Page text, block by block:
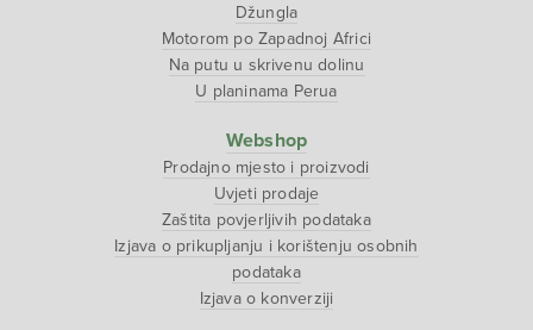
Džungla
Motorom po Zapadnoj Africi
Na putu u skrivenu dolinu
U planinama Perua
Webshop
Prodajno mjesto i proizvodi
Uvjeti prodaje
Zaštita povjerljivih podataka
Izjava o prikupljanju i korištenju osobnih
podataka
Izjava o konverziji